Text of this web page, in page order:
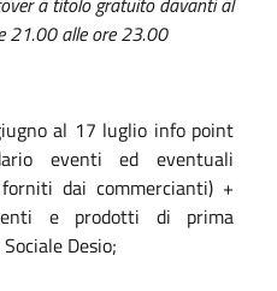
21.00 alle ore 23.00
al 17 luglio info point
eventi ed eventuali
dai commercianti) +
e prodotti di prima
Desio;